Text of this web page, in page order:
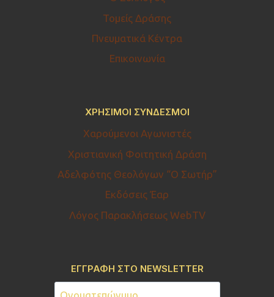
Τομείς Δράσης
Πνευματικά Κέντρα
Επικοινωνία
ΧΡΉΣΙΜΟΙ ΣΎΝΔΕΣΜΟΙ
Χαρούμενοι Αγωνιστές
Χριστιανική Φοιτητική Δράση
Αδελφότης Θεολόγων “Ο Σωτήρ”
Εκδόσεις Έαρ
Λόγος Παρακλήσεως WebTV
ΕΓΓΡΑΦΗ ΣΤΟ NEWSLETTER